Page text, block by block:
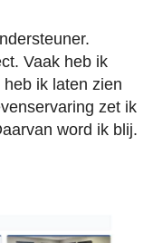
Vaak heb ik
ik laten zien
zet ik
word ik blij.